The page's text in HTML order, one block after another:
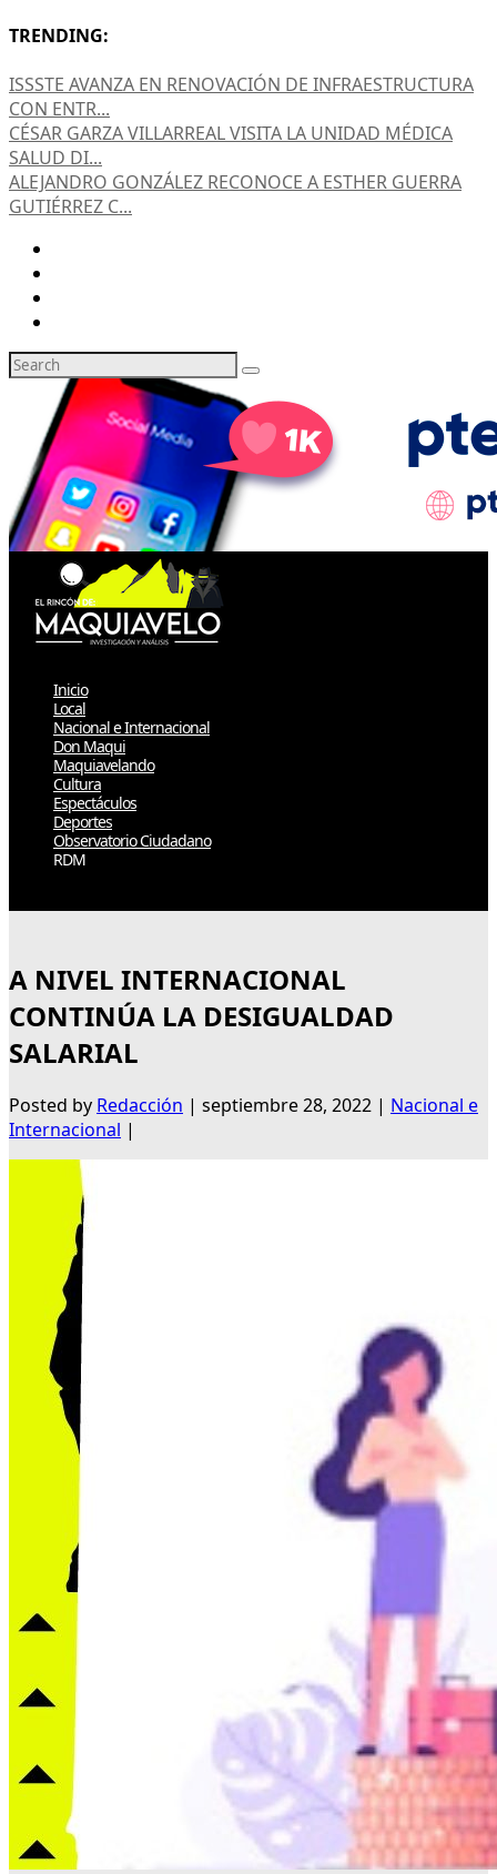
TRENDING:
ISSSTE AVANZA EN RENOVACIÓN DE INFRAESTRUCTURA
CON ENTR...
CÉSAR GARZA VILLARREAL VISITA LA UNIDAD MÉDICA
SALUD DI...
ALEJANDRO GONZÁLEZ RECONOCE A ESTHER GUERRA
GUTIÉRREZ C...
Inicio
Local
Nacional e Internacional
Don Maqui
Maquiavelando
Cultura
Espectáculos
Deportes
Observatorio Ciudadano
RDM
A NIVEL INTERNACIONAL
CONTINÚA LA DESIGUALDAD
SALARIAL
Posted by Redacción | septiembre 28, 2022 | Nacional e
Internacional |